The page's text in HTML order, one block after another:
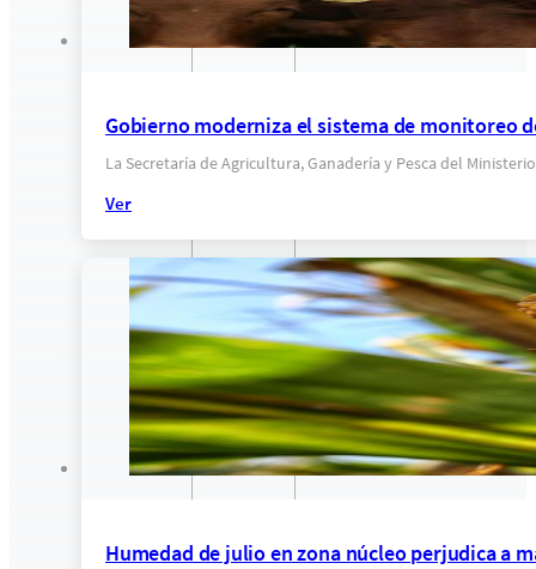
Gobierno moderniza el sistema de monitoreo
La Secretaría de Agricultura, Ganadería y Pesca del
Ver
Humedad de julio en zona núcleo perjudica a